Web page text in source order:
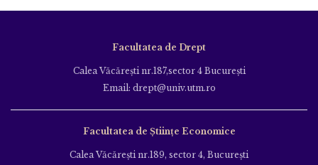
Facultatea de Drept
Calea Văcăreşti nr.187,sector 4 Bucureşti
Email: drept@univ.utm.ro
Facultatea de Științe Economice
Calea Văcăreşti nr.189, sector 4, Bucureşti